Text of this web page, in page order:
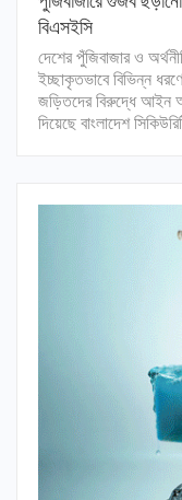
বিএসইসি
দেশের পুঁজিবাজার ও
ইচ্ছাকৃতভাবে বিভিন্ন
জড়িতদের বিরুদ্ধে আইন
দিয়েছে বাংলাদেশ